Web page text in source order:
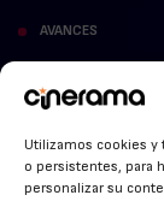
Utilizamos cookies y
o persistentes, para
personalizar su
AVANCES
STREAMING NEWS